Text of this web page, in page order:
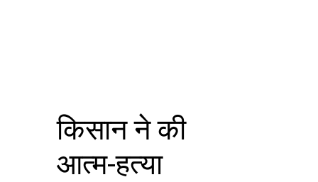
किसान ने की
आत्म-हत्या